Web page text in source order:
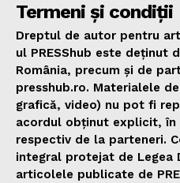
Termeni și condiții
Dreptul de autor pentru
ul PRESShub este deținut
România, precum și de
presshub.ro. Materialele
grafică, video) nu pot fi
acordul obținut explicit, în
respectiv de la parteneri.
integral protejat de Legea
articolele publicate de